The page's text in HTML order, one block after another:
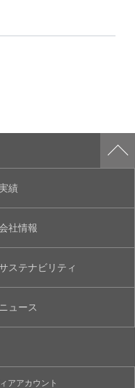
績
社情報
ステナビリティ
ニュース
アアカウント